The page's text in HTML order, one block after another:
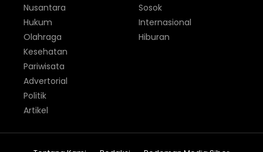
Nusantara
Hukum
Olahraga
Sosok
Internasional
Hiburan
Kesehatan
Pariwisata
Advertorial
Politik
Artikel